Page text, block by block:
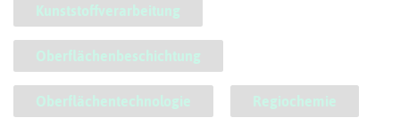
Kunststoffverarbeitung
Oberflächenbeschichtung
Oberflächentechnologie Regiochemie